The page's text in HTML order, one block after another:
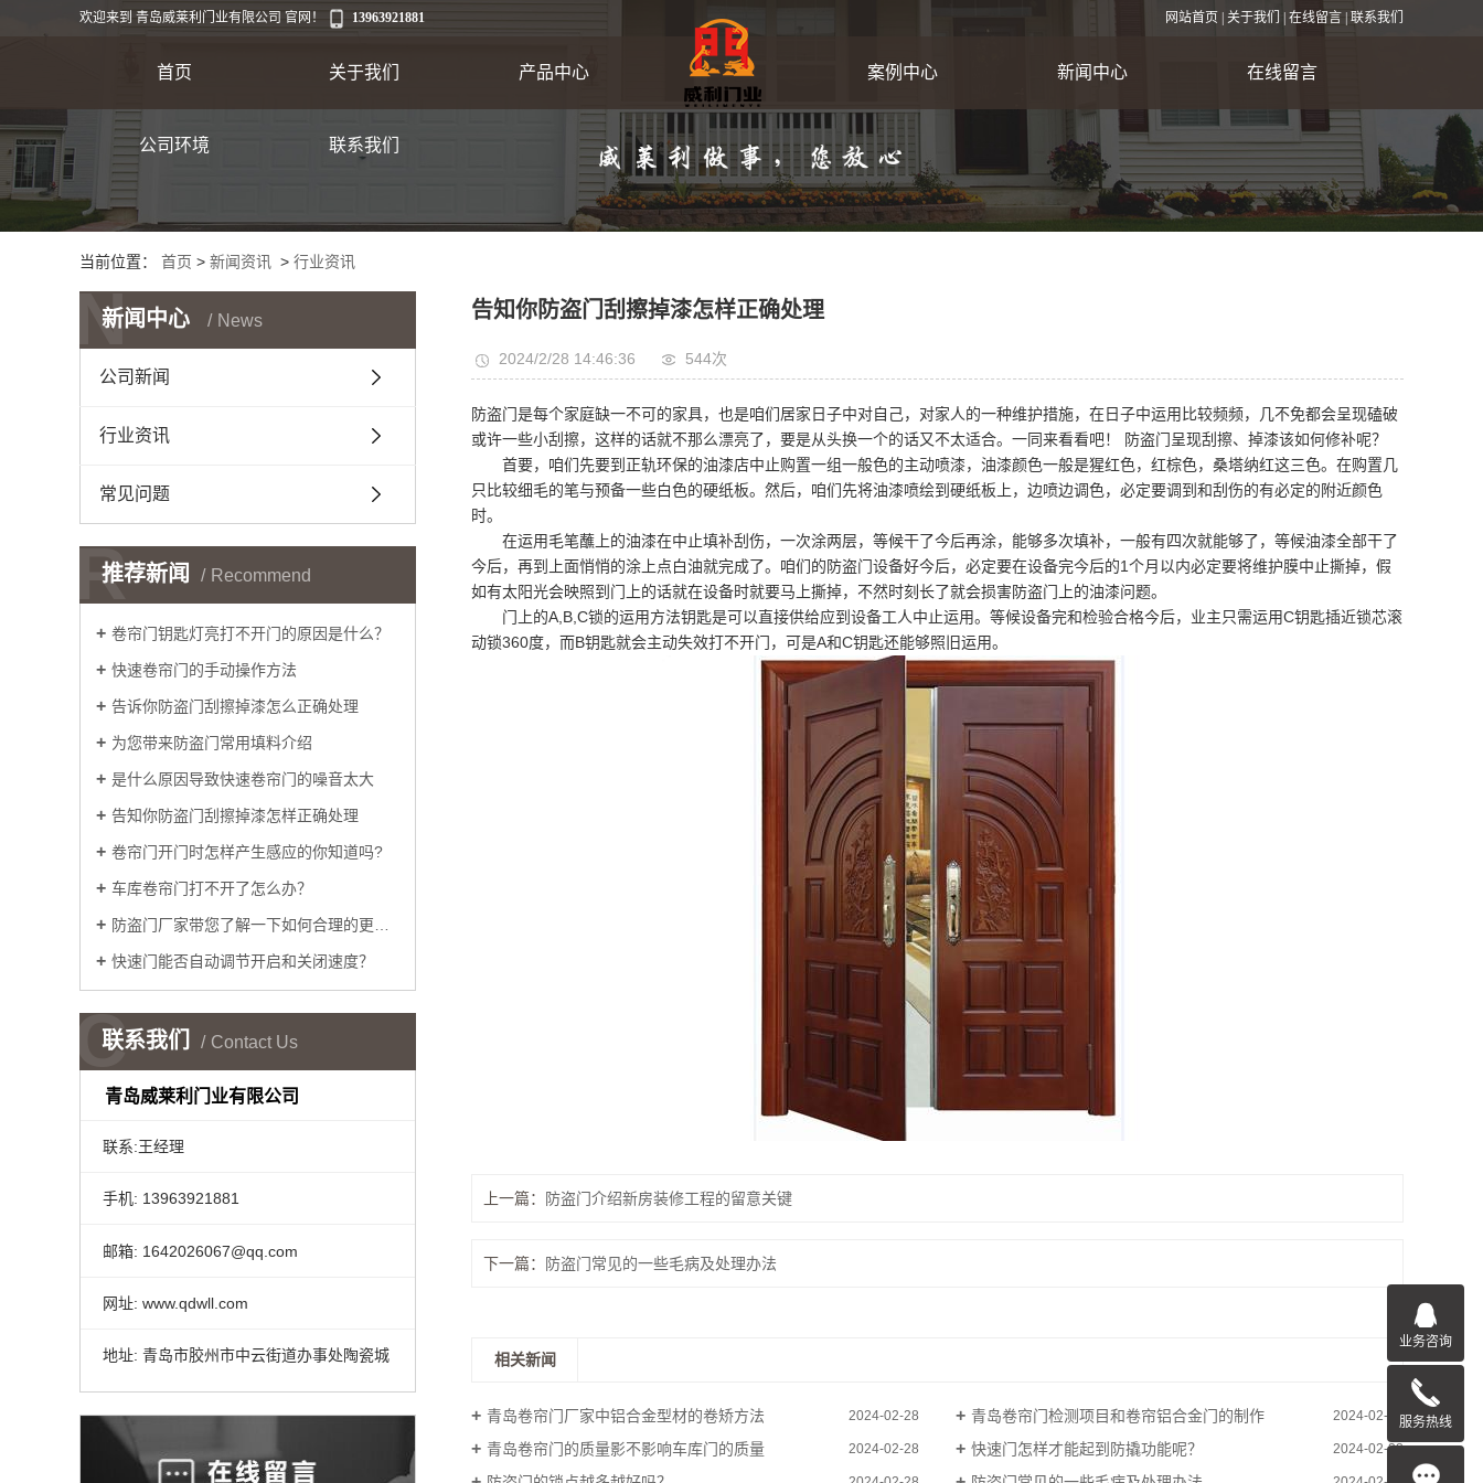
欢迎来到 青岛威莱利门业有限公司 官网！ 13963921881 网站首页 关于我们 在线留言 联系我们
首页 关于我们 产品中心
出口集装箱卷帘门
硬质快卷门
快速软帘门
快速堆积门
工业提升门
防火卷帘门
案例中心
客户案例
新闻中心
行业资讯
在线留言
公司环境 联系我们
当前位置： 首页 > 新闻资讯 > 行业资讯
新闻中心 News
N
公司新闻
行业资讯
常见问题
推荐新闻 Recommend
R
卷帘门钥匙灯亮打不开门的原因是什么？
快速卷帘门的手动操作方法
告诉你防盗门刮擦掉漆怎么正确处理
为您带来防盗门常用填料介绍
是什么原因导致快速卷帘门的噪音太大
告知你防盗门刮擦掉漆怎样正确处理
卷帘门开门时怎样产生感应的你知道吗?
车库卷帘门打不开了怎么办？
防盗门厂家带您了解一下如何合理的更换门锁把手
快速门能否自动调节开启和关闭速度？
联系我们 Contact Us
C
青岛威莱利门业有限公司
联系:王经理
手机: 13963921881
邮箱: 1642026067@qq.com
网址: www.qdwll.com
地址: 青岛市胶州市中云街道办事处陶瓷城
告知你防盗门刮擦掉漆怎样正确处理
2024/2/28 14:46:36 544次
防盗门是每个家庭缺一不可的家具，也是咱们居家日子中对自己，对家人的一种维护措施，在日子中运用比较频频，几不免都会呈现磕破
或许一些小刮擦，这样的话就不那么漂亮了，要是从头换一个的话又不太适合。一同来看看吧！ 防盗门呈现刮擦、掉漆该如何修补呢？
首要，咱们先要到正轨环保的油漆店中止购置一组一般色的主动喷漆，油漆颜色一般是猩红色，红棕色，桑塔纳红这三色。在购置几
只比较细毛的笔与预备一些白色的硬纸板。然后，咱们先将油漆喷绘到硬纸板上，边喷边调色，必定要调到和刮伤的有必定的附近颜色
时。
在运用毛笔蘸上的油漆在中止填补刮伤，一次涂两层，等候干了今后再涂，能够多次填补，一般有四次就能够了，等候油漆全部干了
今后，再到上面悄悄的涂上点白油就完成了。咱们的防盗门设备好今后，必定要在设备完今后的1个月以内必定要将维护膜中止撕掉，假
如有太阳光会映照到门上的话就在设备时就要马上撕掉，不然时刻长了就会损害防盗门上的油漆问题。
门上的A,B,C锁的运用方法钥匙是可以直接供给应到设备工人中止运用。等候设备完和检验合格今后，业主只需运用C钥匙插近锁芯滚
动锁360度，而B钥匙就会主动失效打不开门，可是A和C钥匙还能够照旧运用。
上一篇： 防盗门介绍新房装修工程的留意关键
下一篇： 防盗门常见的一些毛病及处理办法
相关新闻
青岛卷帘门厂家中铝合金型材的卷矫方法 2024-02-28 青岛卷帘门检测项目和卷帘铝合金门的制作 2024-02-28
青岛卷帘门的质量影不影响车库门的质量 2024-02-28 快速门怎样才能起到防撬功能呢？ 2024-02-28
业务咨询
服务热线